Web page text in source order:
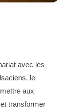
avec les
le
aux
transformer